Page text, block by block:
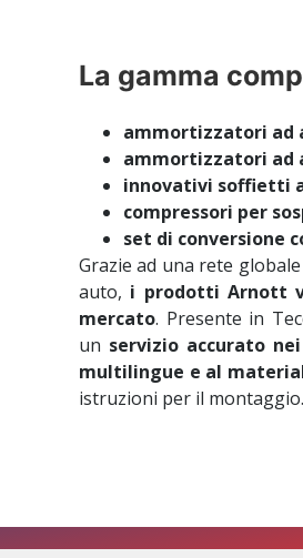
La gamma
ammortizzatori ad
ammortizzatori ad
innovativi soffietti
compressori per
set di conversione
Grazie ad una rete
auto, i prodotti Arnott
mercato. Presente in
un servizio accurato
multilingue e al
istruzioni per il montaggio.